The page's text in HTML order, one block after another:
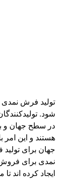
تولید فرش نمدی
شود.
در سطح جهان و
هستند و این
جهان برای
نمدی برای
ایجاد کرده اند